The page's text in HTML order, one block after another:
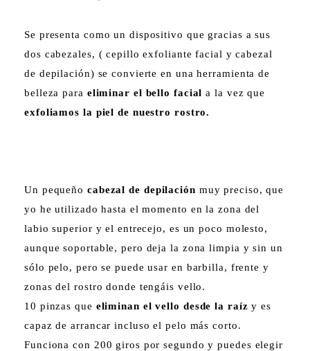
Se presenta como un dispositivo que gracias a sus
dos cabezales, ( cepillo exfoliante facial y cabezal
de depilación) se convierte en una herramienta de
belleza para eliminar el bello facial a la vez que
exfoliamos la piel de nuestro rostro.
Un pequeño cabezal de depilación muy preciso, que
yo he utilizado hasta el momento en la zona del
labio superior y el entrecejo, es un poco molesto,
aunque soportable, pero deja la zona limpia y sin un
sólo pelo, pero se puede usar en barbilla, frente y
zonas del rostro donde tengáis vello.
10 pinzas que eliminan el vello desde la raízy es
capaz de arrancar incluso el pelo más corto.
Funciona con 200 giros por segundo y puedes elegir